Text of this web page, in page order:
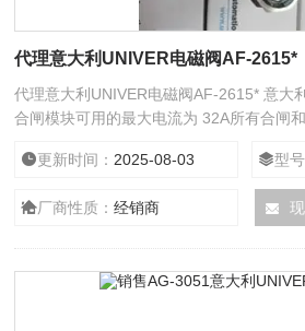
代理意大利UNIVER电磁阀AF-2615*
代理意大利UNIVER电磁阀AF-2615* 意大
合闸模块可用的最大电流为 32A所有合闸
安全运行的区域。其中包括充足的信号储
扫描范围，即能够确保安全光幕在工业条
区域。信号储备足以实现高可用性。安全
更新时间： 2025-08-03 型号
厂商性质：经销商